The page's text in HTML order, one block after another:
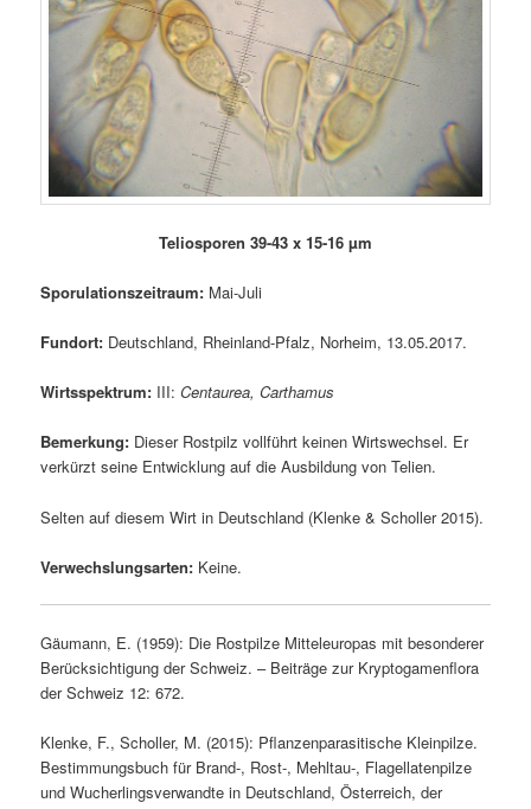
Teliosporen 39-43 x 15-16 µm
Sporulationszeitraum: Mai-Juli
Fundort: Deutschland, Rheinland-Pfalz, Norheim, 13.05.2017.
Wirtsspektrum: III:Centaurea, Carthamus
Bemerkung: Dieser Rostpilz vollführt keinen Wirtswechsel. Er
verkürzt seine Entwicklung auf die Ausbildung von Telien.
Selten auf diesem Wirt in Deutschland (Klenke & Scholler 2015).
Verwechslungsarten: Keine.
Gäumann, E. (1959): Die Rostpilze Mitteleuropas mit besonderer
Berücksichtigung der Schweiz. – Beiträge zur Kryptogamenflora
der Schweiz 12: 672.
Klenke, F., Scholler, M. (2015): Pflanzenparasitische Kleinpilze.
Bestimmungsbuch für Brand-, Rost-, Mehltau-, Flagellatenpilze
und Wucherlingsverwandte in Deutschland, Österreich, der